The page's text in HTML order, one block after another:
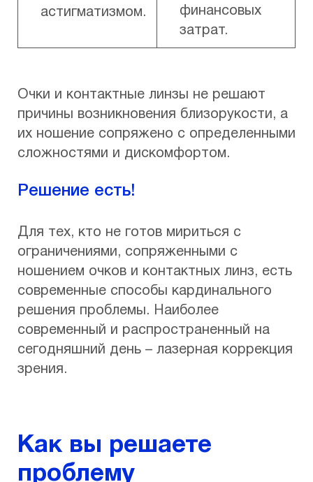
астигматизмом.
финансовых
затрат.
Очки и контактные линзы не решают
причины возникновения близорукости, а
их ношение сопряжено с определенными
сложностями и дискомфортом.
Решение есть!
Для тех, кто не готов мириться с
ограничениями, сопряженными с
ношением очков и контактных линз, есть
современные способы кардинального
решения проблемы. Наиболее
современный и распространенный на
сегодняшний день – лазерная коррекция
зрения.
Как вы решаете
проблему